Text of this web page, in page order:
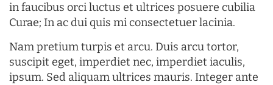
in faucibus orci luctus et ultrices posuere cubilia
Curae; In ac dui quis mi consectetuer lacinia.
Nam pretium turpis et arcu. Duis arcu tortor,
suscipit eget, imperdiet nec, imperdiet iaculis,
ipsum. Sed aliquam ultrices mauris. Integer ante